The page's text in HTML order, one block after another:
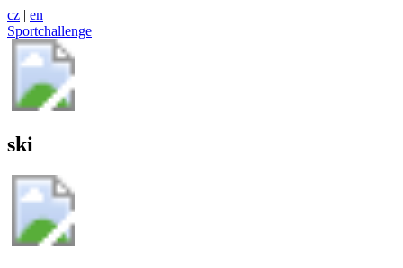
cz | en
Sportchallenge
ski